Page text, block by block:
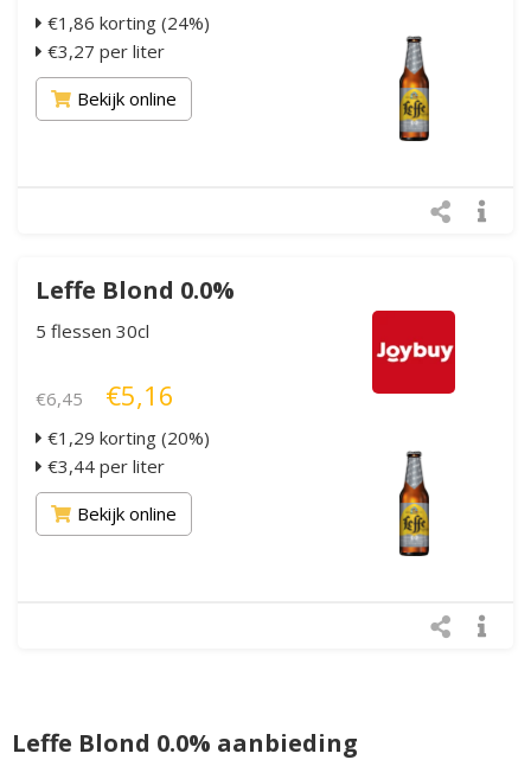
€1,86 korting (24%)
€3,27 per liter
Bekijk online
Leffe Blond 0.0%
5 flessen 30cl
€6,45 €5,16
€1,29 korting (20%)
€3,44 per liter
Bekijk online
Leffe Blond 0.0% aanbieding